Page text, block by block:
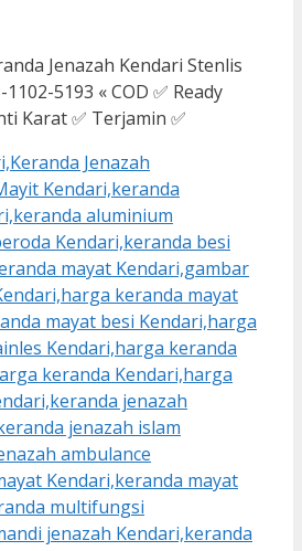
Jenazah Kendari Stenlis
5193 « COD ✅ Ready
Karat ✅ Terjamin ✅